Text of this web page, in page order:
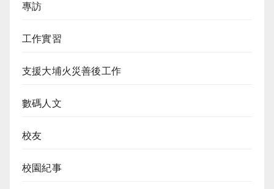
專訪
工作實習
支援大埔火災善後工作
數碼人文
校友
校園紀事